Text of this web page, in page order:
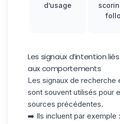
d’usage
Les signaux d’intention
aux comportements
Les signaux de recherche
sont souvent utilisés pour
sources précédentes.
➡️ Ils incluent par exemple :